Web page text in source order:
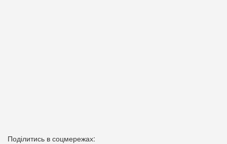
Поділитись в соцмережах: